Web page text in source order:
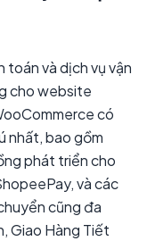
toán và dịch vụ vận
cho website
có
nhất, bao gồm
phát triển cho
và các
cũng đa
Giao Hàng Tiết